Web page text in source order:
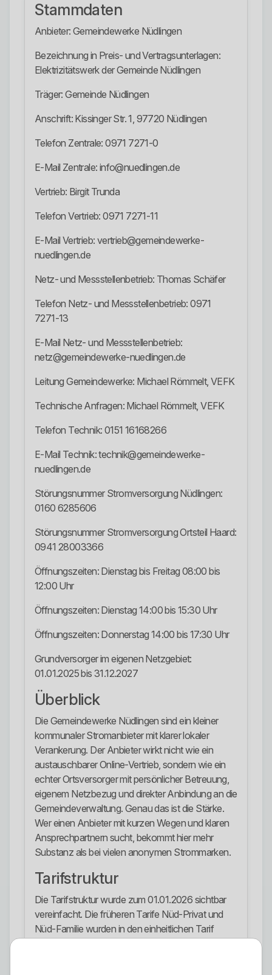
Stammdaten
Anbieter: Gemeindewerke Nüdlingen
Bezeichnung in Preis- und Vertragsunterlagen:
Elektrizitätswerk der Gemeinde Nüdlingen
Träger: Gemeinde Nüdlingen
Anschrift: Kissinger Str. 1, 97720 Nüdlingen
Telefon Zentrale: 0971 7271-0
E-Mail Zentrale: info@nuedlingen.de
Vertrieb: Birgit Trunda
Telefon Vertrieb: 0971 7271-11
E-Mail Vertrieb: vertrieb@gemeindewerke-
nuedlingen.de
Netz- und Messstellenbetrieb: Thomas Schäfer
Telefon Netz- und Messstellenbetrieb: 0971
7271-13
E-Mail Netz- und Messstellenbetrieb:
netz@gemeindewerke-nuedlingen.de
Leitung Gemeindewerke: Michael Römmelt, VEFK
Technische Anfragen: Michael Römmelt, VEFK
Telefon Technik: 0151 16168266
E-Mail Technik: technik@gemeindewerke-
nuedlingen.de
Störungsnummer Stromversorgung Nüdlingen:
0160 6285606
Störungsnummer Stromversorgung Ortsteil Haard:
0941 28003366
Öffnungszeiten: Dienstag bis Freitag 08:00 bis
12:00 Uhr
Öffnungszeiten: Dienstag 14:00 bis 15:30 Uhr
Öffnungszeiten: Donnerstag 14:00 bis 17:30 Uhr
Grundversorger im eigenen Netzgebiet:
01.01.2025 bis 31.12.2027
Überblick
Die Gemeindewerke Nüdlingen sind ein kleiner
kommunaler Stromanbieter mit klarer lokaler
Verankerung. Der Anbieter wirkt nicht wie ein
austauschbarer Online-Vertrieb, sondern wie ein
echter Ortsversorger mit persönlicher Betreuung,
eigenem Netzbezug und direkter Anbindung an die
Gemeindeverwaltung. Genau das ist die Stärke.
Wer einen Anbieter mit kurzen Wegen und klaren
Ansprechpartnern sucht, bekommt hier mehr
Substanz als bei vielen anonymen Strommarken.
Tarifstruktur
Die Tarifstruktur wurde zum 01.01.2026 sichtbar
vereinfacht. Die früheren Tarife Nüd-Privat und
Nüd-Familie wurden in den einheitlichen Tarif